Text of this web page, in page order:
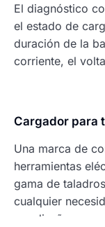
El diagnóstico
el estado de
duración de la
corriente, el
Cargador para
Una marca de
herramientas
gama de
cualquier
sus diseños